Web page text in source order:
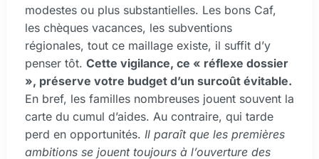
modestes ou plus substantielles. Les bons Caf,
les chèques vacances, les subventions
régionales, tout ce maillage existe, il suffit d’y
penser tôt. Cette vigilance, ce « réflexe dossier
», préserve votre budget d’un surcoût évitable.
En bref, les familles nombreuses jouent souvent la
carte du cumul d’aides. Au contraire, qui tarde
perd en opportunités. Il paraît que les premières
ambitions se jouent toujours à l’ouverture des